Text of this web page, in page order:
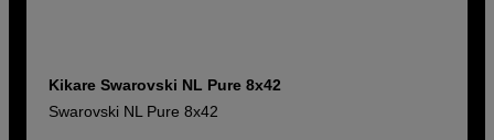
Kikare Swarovski NL Pure 8x42
Swarovski NL Pure 8x42